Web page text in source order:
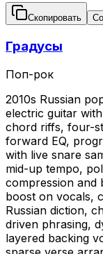
Скопировать
Градусы
Поп-рок
2010s Russian
electric guitar
chord riffs, four-
forward EQ,
with live snare
mid-up tempo,
compression and
boost on vocals,
Russian diction,
driven phrasing,
layered backing